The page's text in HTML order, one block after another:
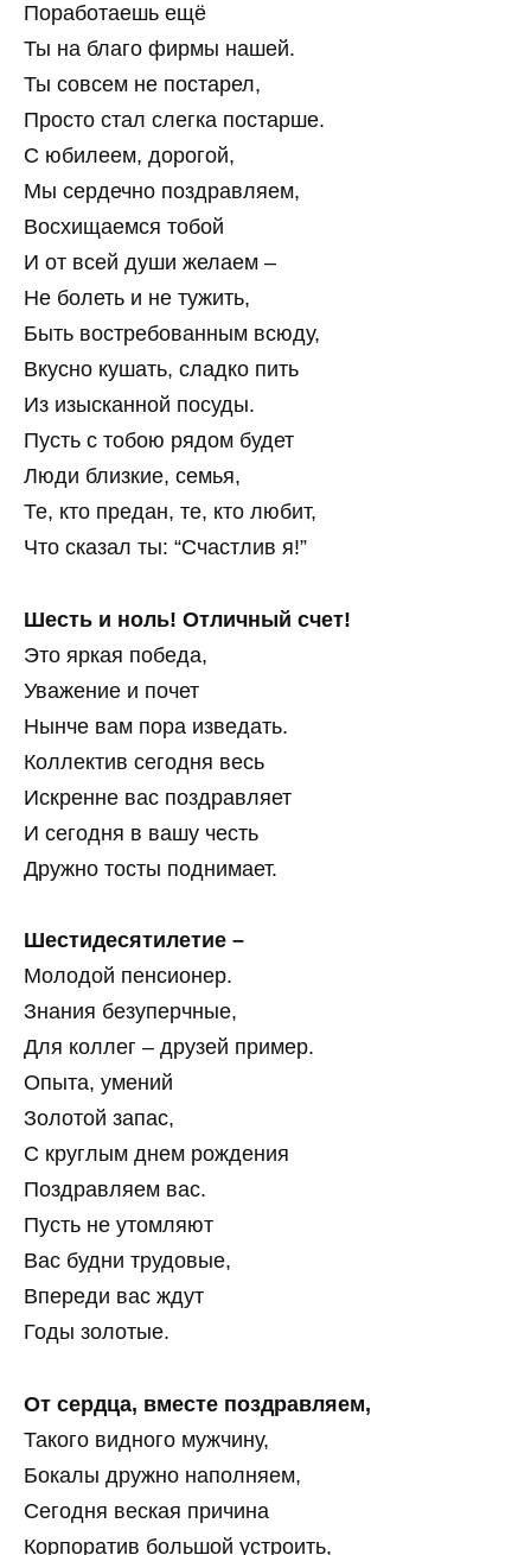
Поработаешь ещё
Ты на благо фирмы нашей.
Ты совсем не постарел,
Просто стал слегка постарше.
С юбилеем, дорогой,
Мы сердечно поздравляем,
Восхищаемся тобой
И от всей души желаем –
Не болеть и не тужить,
Быть востребованным всюду,
Вкусно кушать, сладко пить
Из изысканной посуды.
Пусть с тобою рядом будет
Люди близкие, семья,
Те, кто предан, те, кто любит,
Что сказал ты: “Счастлив я!”
Шесть и ноль! Отличный счет!
Это яркая победа,
Уважение и почет
Нынче вам пора изведать.
Коллектив сегодня весь
Искренне вас поздравляет
И сегодня в вашу честь
Дружно тосты поднимает.
Шестидесятилетие –
Молодой пенсионер.
Знания безуперчные,
Для коллег – друзей пример.
Опыта, умений
Золотой запас,
С круглым днем рождения
Поздравляем вас.
Пусть не утомляют
Вас будни трудовые,
Впереди вас ждут
Годы золотые.
От сердца, вместе поздравляем,
Такого видного мужчину,
Бокалы дружно наполняем,
Сегодня веская причина
Корпоратив большой устроить,